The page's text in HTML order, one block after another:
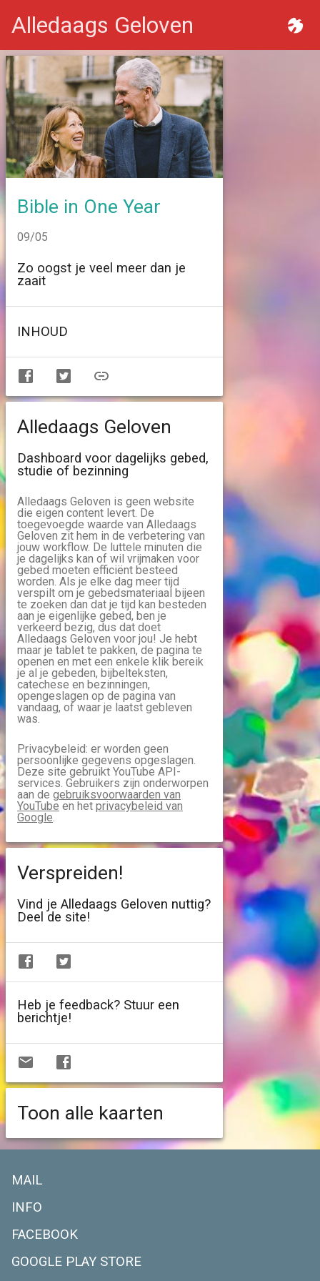
Alledaags Geloven
Bible in One Year
09/05
Zo oogst je veel meer dan je
zaait
INHOUD
Alledaags Geloven
Dashboard voor dagelijks gebed,
studie of bezinning
Alledaags Geloven is geen website
die eigen content levert. De
toegevoegde waarde van Alledaags
Geloven zit hem in de verbetering van
jouw workflow. De luttele minuten die
je dagelijks kan of wil vrijmaken voor
gebed moeten efficiënt besteed
worden. Als je elke dag meer tijd
verspilt om je gebedsmateriaal bijeen
te zoeken dan dat je tijd kan besteden
aan je eigenlijke gebed, ben je
verkeerd bezig, dus dat doet
Alledaags Geloven voor jou! Je hebt
maar je tablet te pakken, de pagina te
openen en met een enkele klik bereik
je al je gebeden, bijbelteksten,
catechese en bezinningen,
opengeslagen op de pagina van
vandaag, of waar je laatst gebleven
was.
Privacybeleid: er worden geen
persoonlijke gegevens opgeslagen.
Deze site gebruikt YouTube API-
services. Gebruikers zijn onderworpen
aan de gebruiksvoorwaarden van
YouTube en het privacybeleid van
Google.
Verspreiden!
Vind je Alledaags Geloven nuttig?
Deel de site!
Heb je feedback? Stuur een
berichtje!
Toon alle kaarten
MAIL
INFO
FACEBOOK
GOOGLE PLAY STORE